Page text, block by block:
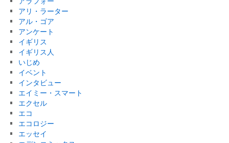
アリ・ラーター
アル・ゴア
アンケート
イギリス
イギリス人
いじめ
イベント
インタビュー
エイミー・スマート
エクセル
エコ
エコロジー
エッセイ